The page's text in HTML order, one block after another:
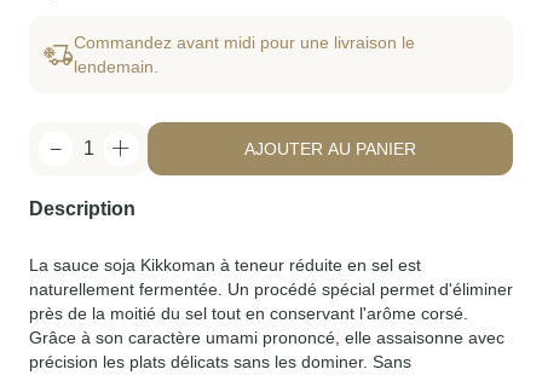
Commandez avant midi pour une livraison le
lendemain.
1 AJOUTER AU PANIER
Description
La sauce soja Kikkoman à teneur réduite en sel est
naturellement fermentée. Un procédé spécial permet d'éliminer
près de la moitié du sel tout en conservant l'arôme corsé.
Grâce à son caractère umami prononcé, elle assaisonne avec
précision les plats délicats sans les dominer. Sans